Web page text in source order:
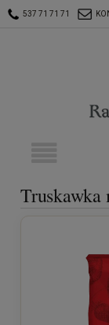
537 71 71 71
Truskawka